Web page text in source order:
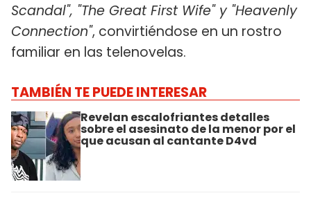
Scandal", "The Great First Wife" y "Heavenly
Connection", convirtiéndose en un rostro
familiar en las telenovelas.
TAMBIÉN TE PUEDE INTERESAR
Revelan escalofriantes detalles
sobre el asesinato de la menor por el
que acusan al cantante D4vd